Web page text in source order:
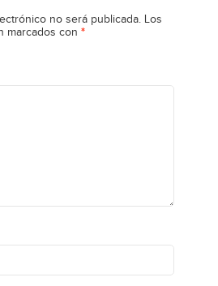
no será publicada. Los
marcados con *